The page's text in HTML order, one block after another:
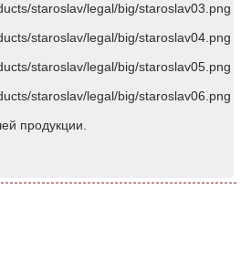
staroslav/legal/big/staroslav03.png
staroslav/legal/big/staroslav04.png
staroslav/legal/big/staroslav05.png
staroslav/legal/big/staroslav06.png
продукции.